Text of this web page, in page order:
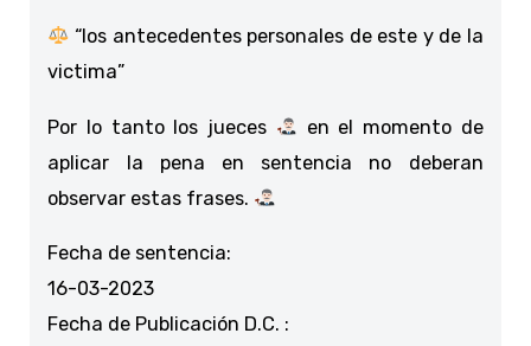
“los antecedentes personales de este y de la
victima”
Por lo tanto los jueces
en el momento de
aplicar la pena en sentencia no deberan
observar estas frases.
Fecha de sentencia:
16-03-2023
Fecha de Publicación D.C. :